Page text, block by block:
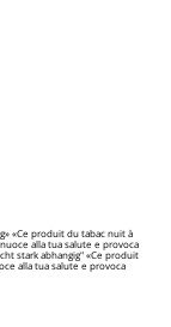
«Ce produit du tabac nuit à
alla tua salute e provoca
stark abhangig" «Ce produit
alla tua salute e provoca